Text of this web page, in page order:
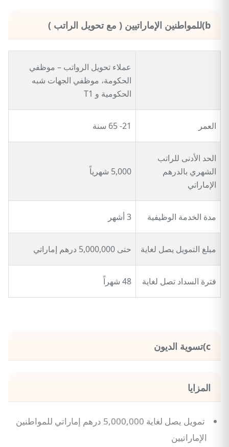
b)للمواطنين الإماراتيين ( مع تحويل الراتب )
عملاء تحويل الرواتب – موظفي
الحكومة، موظفي الجهات شبه
الحكومية و T1
العمر 21- 65 سنة
الحد الأدنى للراتب
الشهري بالدرهم
الإماراتي
5,000 شهرياً
مدة الخدمة الوظيفية 3 أشهر
مبلغ التمويل يصل لغاية حتى 5,000,000 درهم إماراتي
فترة السداد تصل لغاية 48 شهراً
c)تسوية الديون
المزايا
تمويل يصل لغاية 5,000,000 درهم إماراتي للمواطنين
الإماراتيين